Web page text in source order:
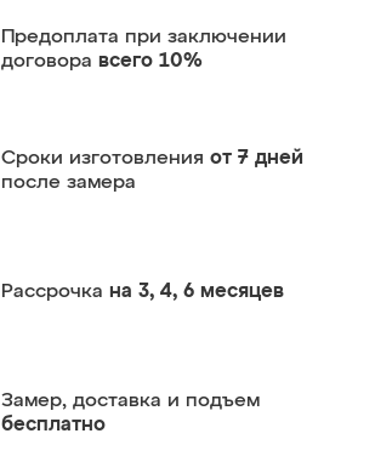
Предоплата при заключении
договора всего 10%
Сроки изготовления от 7 дней
после замера
Рассрочка на 3, 4, 6 месяцев
Замер, доставка и подъем
бесплатно